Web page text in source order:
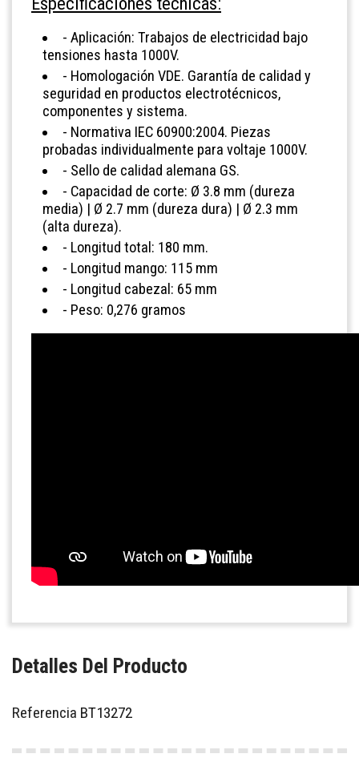
- Aplicación: Trabajos de electricidad bajo
tensiones hasta 1000V.
- Homologación VDE. Garantía de calidad y
seguridad en productos electrotécnicos,
componentes y sistema.
- Normativa IEC 60900:2004. Piezas
probadas individualmente para voltaje 1000V.
- Sello de calidad alemana GS.
- Capacidad de corte: Ø 3.8 mm (dureza
media) | Ø 2.7 mm (dureza dura) | Ø 2.3 mm
(alta dureza).
- Longitud total: 180 mm.
- Longitud mango: 115 mm
- Longitud cabezal: 65 mm
- Peso: 0,276 gramos
Detalles Del Producto
Referencia BT13272